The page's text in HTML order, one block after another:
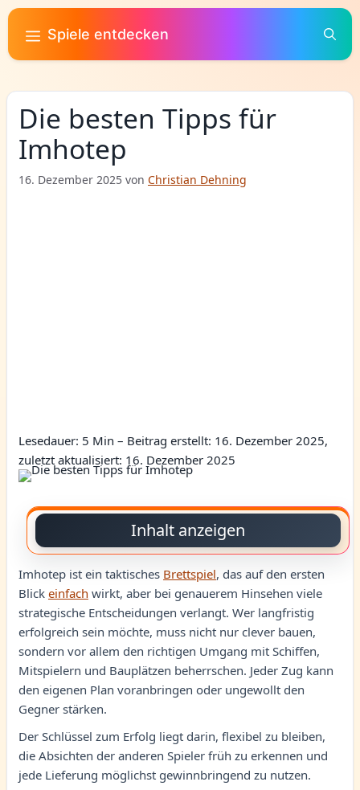
Zum
Inhalt
springen
Spiele entdecken
Die besten Tipps für
Imhotep
16. Dezember 2025 von Christian Dehning
Lesedauer: 5 Min – Beitrag erstellt: 16. Dezember 2025,
zuletzt aktualisiert: 16. Dezember 2025
Inhalt anzeigen
Imhotep ist ein taktisches Brettspiel, das auf den ersten
Blick einfach wirkt, aber bei genauerem Hinsehen viele
strategische Entscheidungen verlangt. Wer langfristig
erfolgreich sein möchte, muss nicht nur clever bauen,
sondern vor allem den richtigen Umgang mit Schiffen,
Mitspielern und Bauplätzen beherrschen. Jeder Zug kann
den eigenen Plan voranbringen oder ungewollt den
Gegner stärken.
Der Schlüssel zum Erfolg liegt darin, flexibel zu bleiben,
die Absichten der anderen Spieler früh zu erkennen und
jede Lieferung möglichst gewinnbringend zu nutzen.